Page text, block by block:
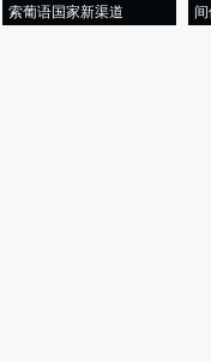
索葡语国家新渠道